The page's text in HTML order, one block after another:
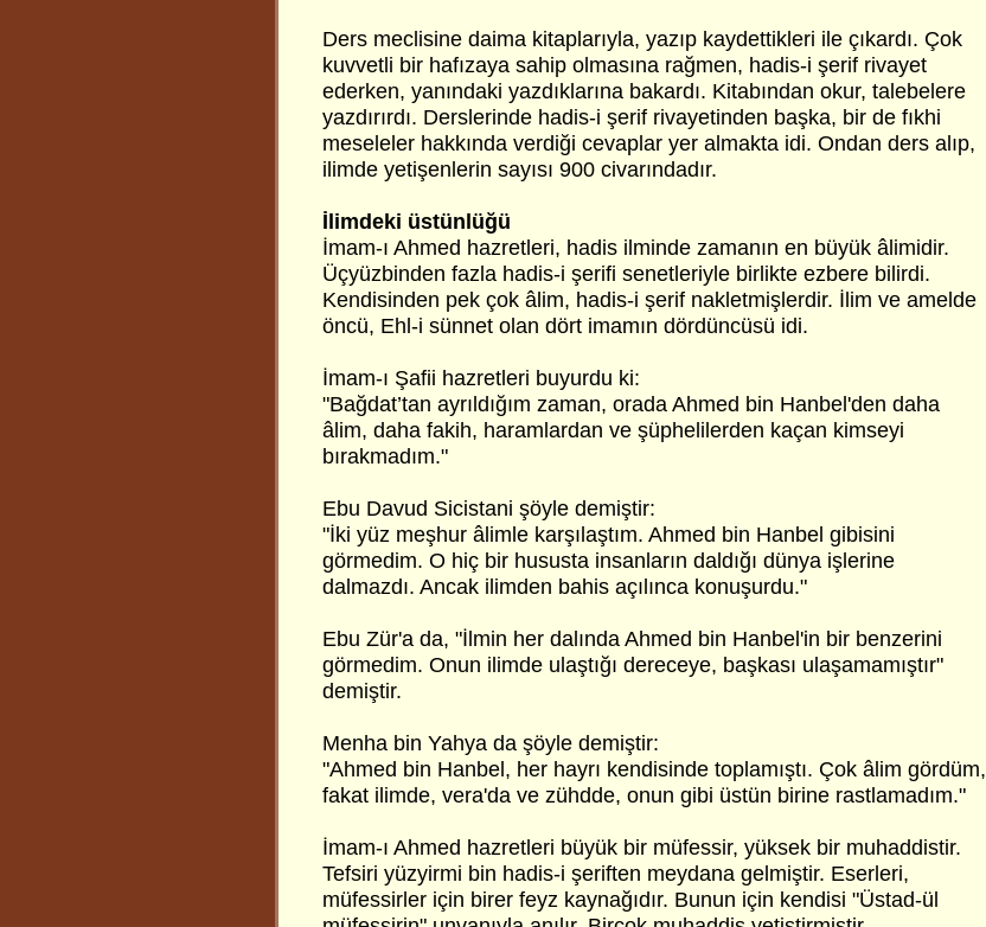
Ders meclisine daima kitaplarıyla, yazıp kaydettikleri ile çıkardı. Çok
kuvvetli bir hafızaya sahip olmasına rağmen, hadis-i şerif rivayet
ederken, yanındaki yazdıklarına bakardı. Kitabından okur, talebelere
yazdırırdı. Derslerinde hadis-i şerif rivayetinden başka, bir de fıkhi
meseleler hakkında verdiği cevaplar yer almakta idi. Ondan ders alıp,
ilimde yetişenlerin sayısı 900 civarındadır.
İlimdeki üstünlüğü
İmam-ı Ahmed hazretleri, hadis ilminde zamanın en büyük âlimidir.
Üçyüzbinden fazla hadis-i şerifi senetleriyle birlikte ezbere bilirdi.
Kendisinden pek çok âlim, hadis-i şerif nakletmişlerdir. İlim ve amelde
öncü, Ehl-i sünnet olan dört imamın dördüncüsü idi.
İmam-ı Şafii hazretleri buyurdu ki:
"Bağdat’tan ayrıldığım zaman, orada Ahmed bin Hanbel'den daha
âlim, daha fakih, haramlardan ve şüphelilerden kaçan kimseyi
bırakmadım."
Ebu Davud Sicistani şöyle demiştir:
"İki yüz meşhur âlimle karşılaştım. Ahmed bin Hanbel gibisini
görmedim. O hiç bir hususta insanların daldığı dünya işlerine
dalmazdı. Ancak ilimden bahis açılınca konuşurdu."
Ebu Zür'a da, "İlmin her dalında Ahmed bin Hanbel'in bir benzerini
görmedim. Onun ilimde ulaştığı dereceye, başkası ulaşamamıştır"
demiştir.
Menha bin Yahya da şöyle demiştir:
"Ahmed bin Hanbel, her hayrı kendisinde toplamıştı. Çok âlim gördüm,
fakat ilimde, vera'da ve zühdde, onun gibi üstün birine rastlamadım."
İmam-ı Ahmed hazretleri büyük bir müfessir, yüksek bir muhaddistir.
Tefsiri yüzyirmi bin hadis-i şeriften meydana gelmiştir. Eserleri,
müfessirler için birer feyz kaynağıdır. Bunun için kendisi "Üstad-ül